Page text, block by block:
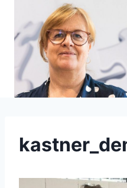
Inhalt
springen